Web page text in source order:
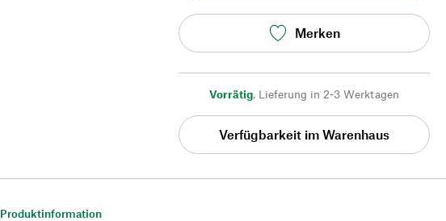
Merken
Vorrätig, Lieferung in 2-3 Werktagen
Verfügbarkeit im Warenhaus
Produktinformation